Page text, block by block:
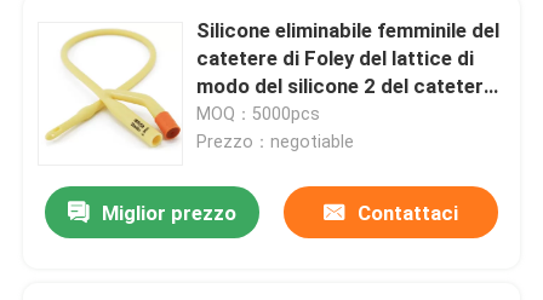
Prodotti
Video
Su di noi
Silicone eliminabile femminile del
catetere di Foley del lattice di
modo del silicone 2 del catetere
di Foley
MOQ：5000pcs
Prezzo：negotiable
Miglior prezzo Contattaci